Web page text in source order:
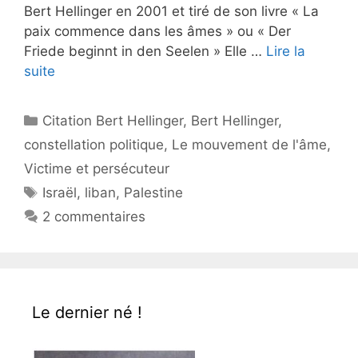
Bert Hellinger en 2001 et tiré de son livre « La
paix commence dans les âmes » ou « Der
Friede beginnt in den Seelen » Elle … Lire la
suite
Catégories
Citation Bert Hellinger, Bert Hellinger,
constellation politique, Le mouvement de l'âme,
Victime et persécuteur
Étiquettes
Israël, liban, Palestine
2 commentaires
Le dernier né !